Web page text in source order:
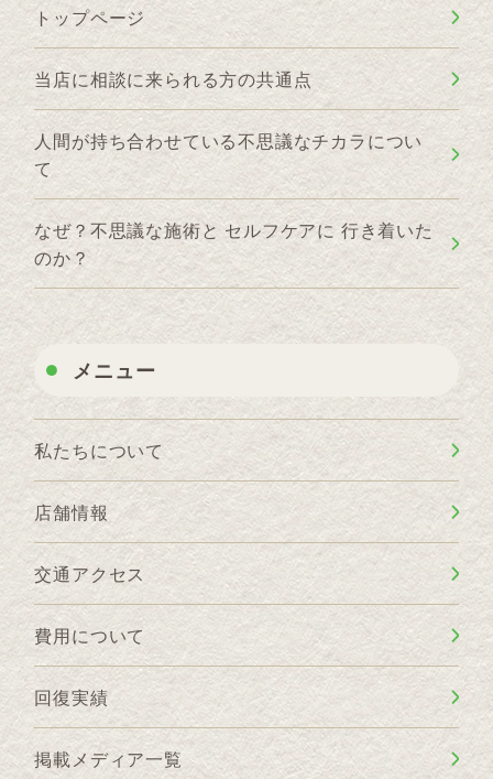
トップページ
当店に相談に来られる方の共通点
人間が持ち合わせている不思議なチカラについ
て
なぜ？不思議な施術と セルフケアに 行き着いた
のか？
メニュー
私たちについて
店舗情報
交通アクセス
費用について
回復実績
掲載メディア一覧